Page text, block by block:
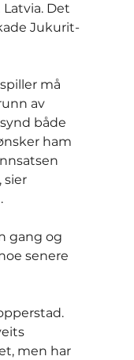
Det
Jukurit-
må
av
både
ham
sier
gang og
senere
men har